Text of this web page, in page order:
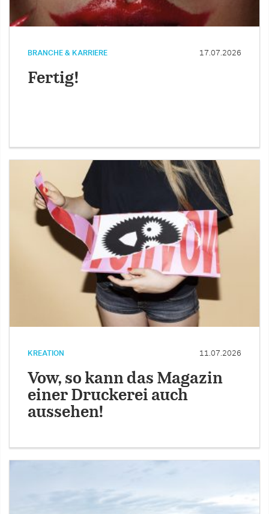
BRANCHE & KARRIERE 17.07.2026
Fertig!
KREATION 11.07.2026
Vow, so kann das Magazin
einer Druckerei auch
aussehen!